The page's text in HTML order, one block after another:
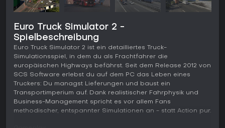
Euro Truck Simulator 2 -
Spielbeschreibung
Euro Truck Simulator 2 ist ein detailliertes Truck-
Simulationsspiel, in dem du als Frachtfahrer die
europäischen Highways befährst. Seit dem Release 2012 von
SCS Software erlebst du auf dem PC das Leben eines
Truckers: Du managst Lieferungen und baust ein
Transportimperium auf. Dank realistischer Fahrphysik und
Business-Management spricht es vor allem Fans
methodischer, entspannter Simulationen an - statt Action pur.